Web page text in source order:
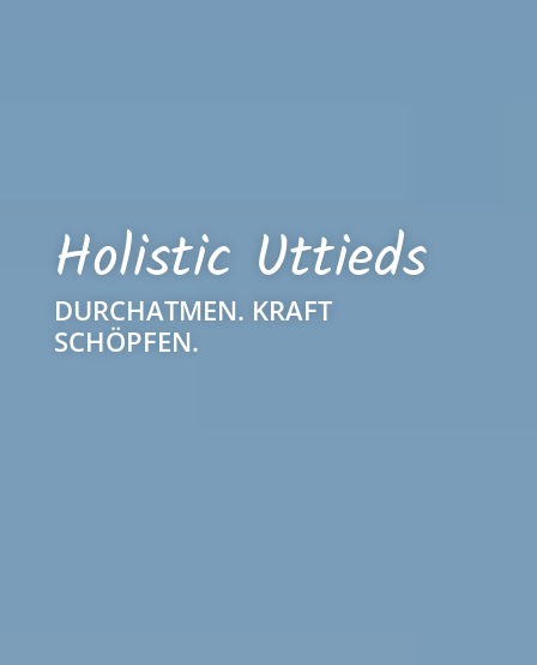
Holistic Uttieds
DURCHATMEN. KRAFT
SCHÖPFEN.